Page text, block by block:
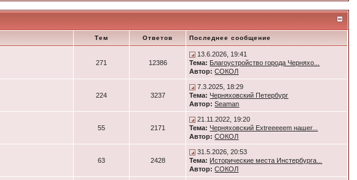
Тем Ответов Последнее сообщение
271 12386
13.6.2026, 19:41
Тема: Благоустройство города Черняхо...
Автор: СОКОЛ
224 3237
7.3.2025, 18:29
Тема: Черняховский Петербург
Автор: Seaman
55 2171
21.11.2022, 19:20
Тема: Черняховский Extreeeeem нашег...
Автор: СОКОЛ
63 2428
31.5.2026, 20:53
Тема: Исторические места Инстербурга...
Автор: СОКОЛ